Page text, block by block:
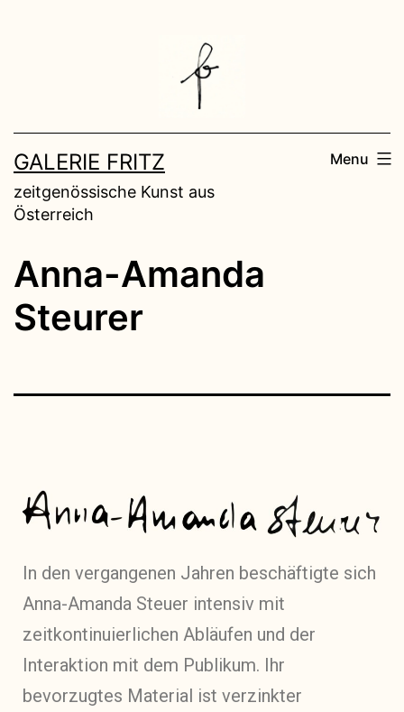
GALERIE FRITZ
zeitgenössische Kunst aus
Österreich
Menu
Anna-Amanda
Steurer
In den vergangenen Jahren beschäftigte sich
Anna-Amanda Steuer intensiv mit
zeitkontinuierlichen Abläufen und der
Interaktion mit dem Publikum. Ihr
bevorzugtes Material ist verzinkter